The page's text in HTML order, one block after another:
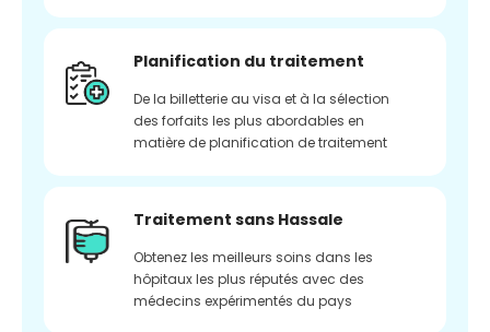
Planification du traitement
De la billetterie au visa et à la sélection
des forfaits les plus abordables en
matière de planification de traitement
Traitement sans Hassale
Obtenez les meilleurs soins dans les
hôpitaux les plus réputés avec des
médecins expérimentés du pays